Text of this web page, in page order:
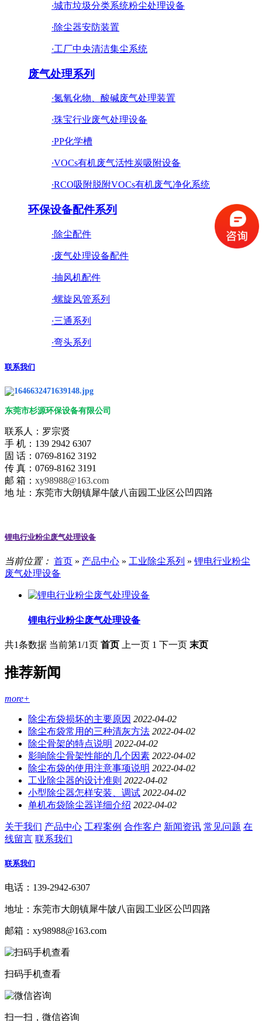
·城市垃圾分类系统粉尘处理设备
·除尘器安防装置
·工厂中央清洁集尘系统
废气处理系列
·氮氧化物、酸碱废气处理装置
·珠宝行业废气处理设备
·PP化学槽
·VOCs有机废气活性炭吸附设备
·RCO吸附脱附VOCs有机废气净化系统
环保设备配件系列
·除尘配件
·废气处理设备配件
·抽风机配件
·螺旋风管系列
·三通系列
·弯头系列
联系我们
东莞市杉源环保设备有限公司
联系人：罗宗贤
手 机：139 2942 6307
固 话：0769-8162 3192
传 真：0769-8162 3191
邮 箱： xy98988@163.com
地 址：东莞市大朗镇犀牛陂八亩园工业区公凹四路
锂电行业粉尘废气处理设备
当前位置： 首页 » 产品中心 » 工业除尘系列 » 锂电行业粉尘
废气处理设备
锂电行业粉尘废气处理设备
共1条数据 当前第1/1页 首页 上一页 1 下一页 末页
推荐新闻
more+
除尘布袋损坏的主要原因 2022-04-02
除尘布袋常用的三种清灰方法 2022-04-02
除尘骨架的特点说明 2022-04-02
影响除尘骨架性能的几个因素 2022-04-02
除尘布袋的使用注意事项说明 2022-04-02
工业除尘器的设计准则 2022-04-02
小型除尘器怎样安装、调试 2022-04-02
单机布袋除尘器详细介绍 2022-04-02
关于我们 产品中心 工程案例 合作客户 新闻资讯 常见问题 在
线留言 联系我们
联系我们
电话：139-2942-6307
地址：东莞市大朗镇犀牛陂八亩园工业区公凹四路
邮箱：xy98988@163.com
扫码手机查看
扫一扫，微信咨询